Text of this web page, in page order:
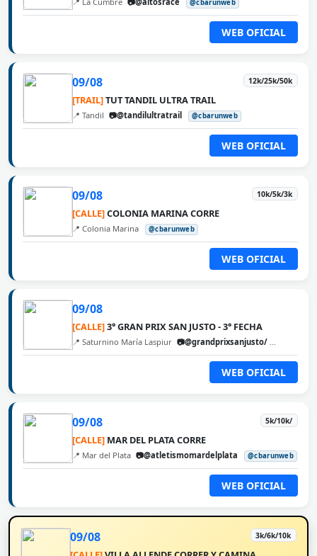
@cbarunweb
WEB OFICIAL
09/08 12k/25k/50k
[TRAIL]TUT TANDIL ULTRA TRAIL
📍 Tandil 📷@tandilultratrail @cbarunweb
WEB OFICIAL
09/08 10k/5k/3k
[CALLE]COLONIA MARINA CORRE
📍 Colonia Marina @cbarunweb
WEB OFICIAL
09/08
[CALLE]3° GRAN PRIX SAN JUSTO - 3° FECHA
📍 Saturnino María Laspiur 📷@grandprixsanjusto/
WEB OFICIAL
09/08 5k/10k/
[CALLE] MAR DEL PLATA CORRE
📍 Mar del Plata 📷@atletismomardelplata @cbarunweb
WEB OFICIAL
09/08 3k/6k/10k